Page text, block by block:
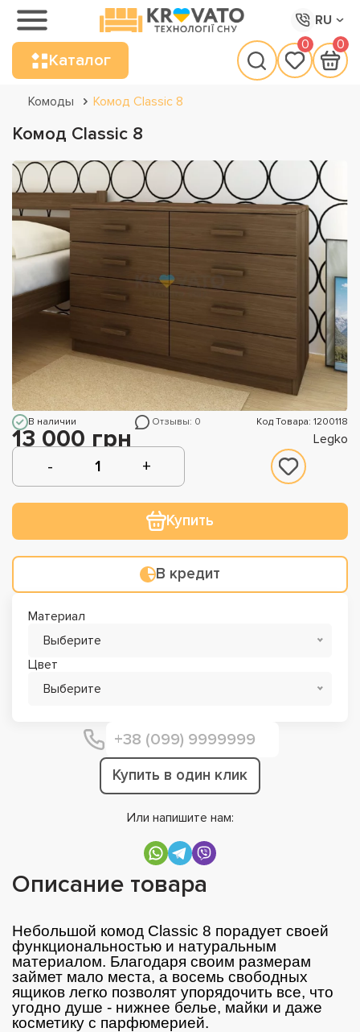
RU
Каталог
0 0
Комоды Комод Classic 8
Комод Classic 8
В наличии Отзывы: 0 Код Товара: 1200118
13 000 грн Legko
Купить
В кредит
Материал
Выберите
Цвет
Выберите
Купить в один клик
Или напишите нам:
Описание товара
Небольшой комод Classic 8 порадует своей
функциональностью и натуральным
материалом. Благодаря своим размерам
займет мало места, а восемь свободных
ящиков легко позволят упорядочить все, что
угодно душе - нижнее белье, майки и даже
косметику с парфюмерией.